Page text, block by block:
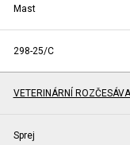
Mast
298-25/C
VETERINÁRNÍ
Sprej